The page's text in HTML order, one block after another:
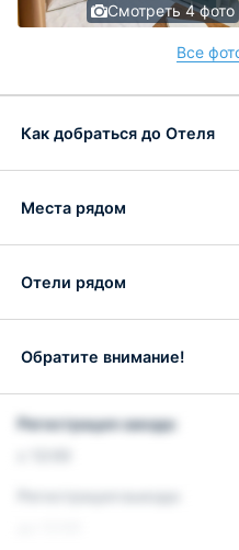
Смотреть 4 фото
Все
Как добраться до Отеля
Места рядом
Отели рядом
Обратите внимание!
Регистрация заезда: